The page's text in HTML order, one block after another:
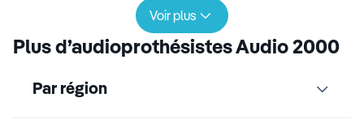
Voir plus
Plus d’audioprothésistes Audio 2000
Par région